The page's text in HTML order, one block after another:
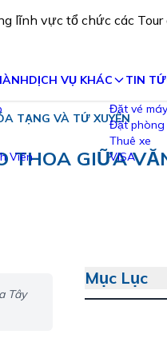
lĩnh vực tổ chức
DỊCH VỤ KHÁC
Đặt vé máy bay
Đặt phòng khách sạn
Thuê xe
VISA
TIN
Liên hệ
Tuyển
TẠNG VÀ TỨ XUYÊN
THOA GIỮA
Tây
Mục Lục